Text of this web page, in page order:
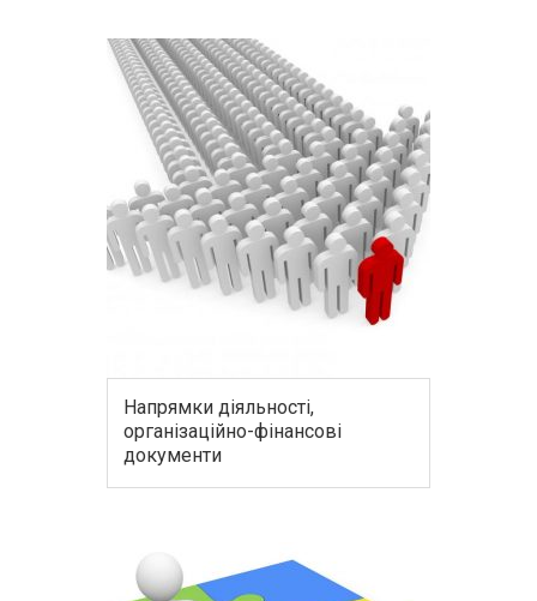
Напрямки діяльності,
організаційно-фінансові
документи